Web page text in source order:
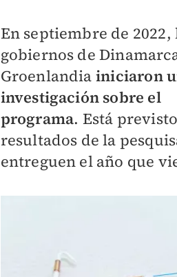
En septiembre de 2022,
gobiernos de
Groenlandia iniciaron
investigación sobre el
programa. Está
resultados de la
entreguen el año que